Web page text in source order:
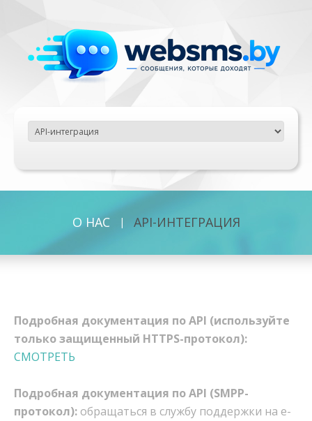
О НАС API-ИНТЕГРАЦИЯ
Подробная документация по API (используйте
только защищенный HTTPS-протокол):
СМОТРЕТЬ
Подробная документация по API (SMPP-
протокол): обращаться в службу поддержки на e-